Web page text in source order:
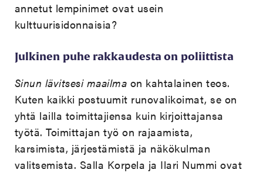
annetut lempinimet ovat usein
kulttuurisidonnaisia?
Julkinen puhe rakkaudesta on poliittista
Sinun lävitsesi maailma on kahtalainen teos.
Kuten kaikki postuumit runovalikoimat, se on
yhtä lailla toimittajiensa kuin kirjoittajansa
työtä. Toimittajan työ on rajaamista,
karsimista, järjestämistä ja näkökulman
valitsemista. Salla Korpela ja Ilari Nummi ovat